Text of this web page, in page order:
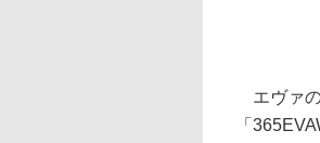
エヴァの
「